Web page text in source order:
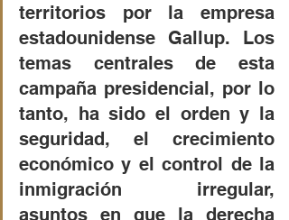
territorios por la empresa
estadounidense Gallup. Los
temas centrales de esta
campaña presidencial, por lo
tanto, ha sido el orden y la
seguridad, el crecimiento
económico y el control de la
inmigración irregular,
asuntos en que la derecha